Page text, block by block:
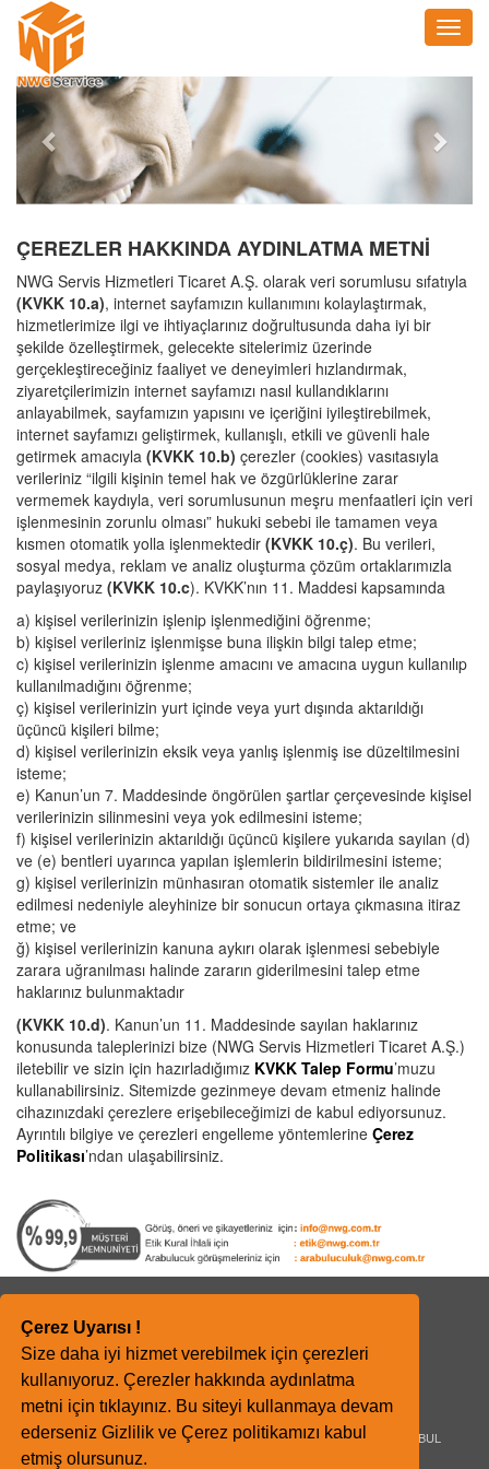
Çerez Uyarısı !
Size daha iyi hizmet verebilmek için çerezleri
kullanıyoruz.Çerezler hakkında aydınlatma
metni için tıklayınız. Bu siteyi kullanmaya devam
edersenizGizlilikveÇerez politikamızı kabul
etmiş olursunuz.
Previous
ÇEREZLER HAKKINDA AYDINLATMA METNİ
NWG Servis Hizmetleri Ticaret A.Ş. olarak veri sorumlusu sıfatıyla
(KVKK 10.a), internet sayfamızın kullanımını kolaylaştırmak,
hizmetlerimize ilgi ve ihtiyaçlarınız doğrultusunda daha iyi bir
şekilde özelleştirmek, gelecekte sitelerimiz üzerinde
gerçekleştireceğiniz faaliyet ve deneyimleri hızlandırmak,
ziyaretçilerimizin internet sayfamızı nasıl kullandıklarını
anlayabilmek, sayfamızın yapısını ve içeriğini iyileştirebilmek,
internet sayfamızı geliştirmek, kullanışlı, etkili ve güvenli hale
getirmek amacıyla (KVKK 10.b) çerezler (cookies) vasıtasıyla
verileriniz “ilgili kişinin temel hak ve özgürlüklerine zarar
vermemek kaydıyla, veri sorumlusunun meşru menfaatleri için veri
işlenmesinin zorunlu olması” hukuki sebebi ile tamamen veya
kısmen otomatik yolla işlenmektedir (KVKK 10.ç). Bu verileri,
sosyal medya, reklam ve analiz oluşturma çözüm ortaklarımızla
paylaşıyoruz (KVKK 10.c). KVKK’nın 11. Maddesi kapsamında
a) kişisel verilerinizin işlenip işlenmediğini öğrenme;
b) kişisel verileriniz işlenmişse buna ilişkin bilgi talep etme;
c) kişisel verilerinizin işlenme amacını ve amacına uygun kullanılıp
kullanılmadığını öğrenme;
ç) kişisel verilerinizin yurt içinde veya yurt dışında aktarıldığı
üçüncü kişileri bilme;
d) kişisel verilerinizin eksik veya yanlış işlenmiş ise düzeltilmesini
isteme;
e) Kanun’un 7. Maddesinde öngörülen şartlar çerçevesinde kişisel
verilerinizin silinmesini veya yok edilmesini isteme;
f) kişisel verilerinizin aktarıldığı üçüncü kişilere yukarıda sayılan (d)
ve (e) bentleri uyarınca yapılan işlemlerin bildirilmesini isteme;
g) kişisel verilerinizin münhasıran otomatik sistemler ile analiz
edilmesi nedeniyle aleyhinize bir sonucun ortaya çıkmasına itiraz
etme; ve
ğ) kişisel verilerinizin kanuna aykırı olarak işlenmesi sebebiyle
zarara uğranılması halinde zararın giderilmesini talep etme
haklarınız bulunmaktadır
(KVKK 10.d). Kanun’un 11. Maddesinde sayılan haklarınız
konusunda taleplerinizi bize (NWG Servis Hizmetleri Ticaret A.Ş.)
iletebilir ve sizin için hazırladığımız KVKK Talep Formu’muzu
kullanabilirsiniz. Sitemizde gezinmeye devam etmeniz halinde
cihazınızdaki çerezlere erişebileceğimizi de kabul ediyorsunuz.
Ayrıntılı bilgiye ve çerezleri engelleme yöntemlerine Çerez
Politikası’ndan ulaşabilirsiniz.
Tüm Hakları Saklıdır.
Bilgi Toplumu Hizmetleri
Gizlilik Politikası
KVKK
Koşuyolu Cad. Cenap Şahabettin Sok. No:23 Koşuyolu / Kadıköy / İSTANBUL
info@nwg.com.tr